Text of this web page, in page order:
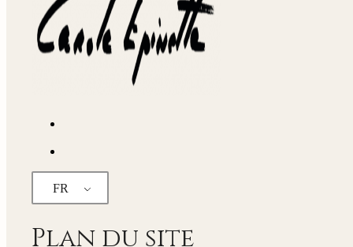
FR
Plan du site